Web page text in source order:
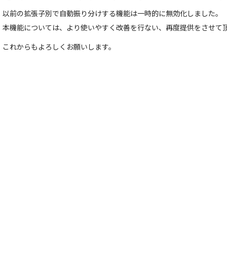
以前の拡張子別で自動振り分けする機能は一時的に無効化しました。
本機能については、より使いやすく改善を行ない、再度提供をさせて
これからもよろしくお願いします。